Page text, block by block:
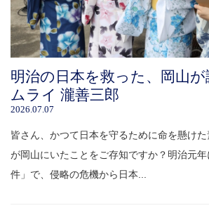
明治の日本を救った、岡山
ムライ 瀧善三郎
2026.07.07
皆さん、かつて日本を守るために命を懸け
が岡山にいたことをご存知ですか？明治元
件」で、侵略の危機から日本...